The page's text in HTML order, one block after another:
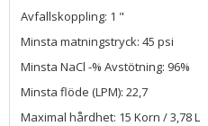
Avfallskoppling: 1 "
Minsta matningstryck: 45 psi
Minsta NaCl -% Avstötning: 96%
Minsta flöde (LPM): 22,7
Maximal hårdhet: 15 Korn / 3,78 L